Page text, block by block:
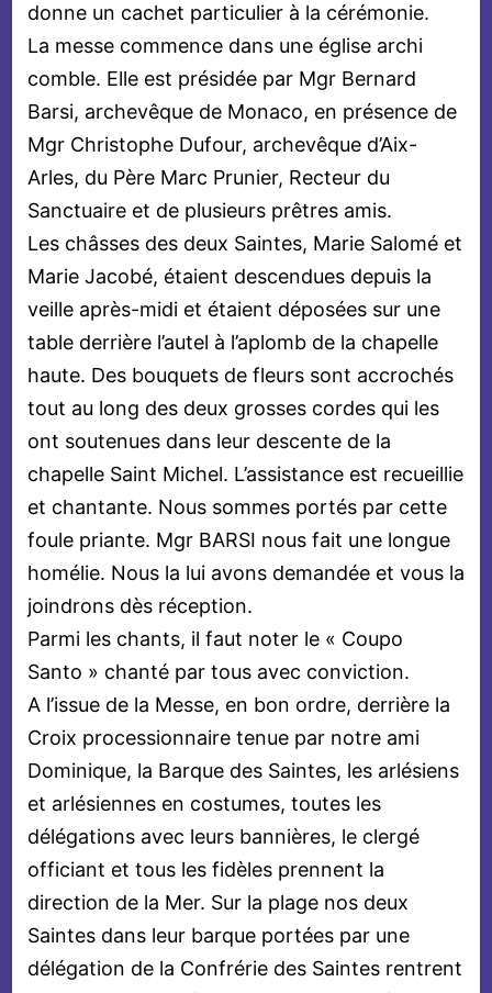
donne un cachet particulier à la cérémonie.
La messe commence dans une église archi
comble. Elle est présidée par Mgr Bernard
Barsi, archevêque de Monaco, en présence de
Mgr Christophe Dufour, archevêque d’Aix-
Arles, du Père Marc Prunier, Recteur du
Sanctuaire et de plusieurs prêtres amis.
Les châsses des deux Saintes, Marie Salomé et
Marie Jacobé, étaient descendues depuis la
veille après-midi et étaient déposées sur une
table derrière l’autel à l’aplomb de la chapelle
haute. Des bouquets de fleurs sont accrochés
tout au long des deux grosses cordes qui les
ont soutenues dans leur descente de la
chapelle Saint Michel. L’assistance est recueillie
et chantante. Nous sommes portés par cette
foule priante. Mgr BARSI nous fait une longue
homélie. Nous la lui avons demandée et vous la
joindrons dès réception.
Parmi les chants, il faut noter le « Coupo
Santo » chanté par tous avec conviction.
A l’issue de la Messe, en bon ordre, derrière la
Croix processionnaire tenue par notre ami
Dominique, la Barque des Saintes, les arlésiens
et arlésiennes en costumes, toutes les
délégations avec leurs bannières, le clergé
officiant et tous les fidèles prennent la
direction de la Mer. Sur la plage nos deux
Saintes dans leur barque portées par une
délégation de la Confrérie des Saintes rentrent